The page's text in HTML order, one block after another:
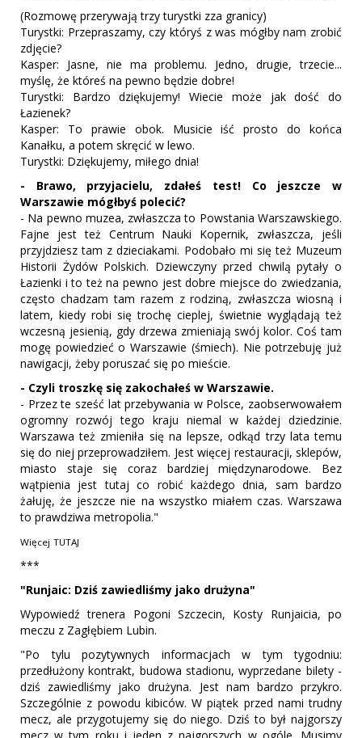
(Rozmowę przerywają trzy turystki zza granicy)
Turystki: Przepraszamy, czy któryś z was mógłby nam zrobić
zdjęcie?
Kasper: Jasne, nie ma problemu. Jedno, drugie, trzecie...
myślę, że któreś na pewno będzie dobre!
Turystki: Bardzo dziękujemy! Wiecie może jak dość do
Łazienek?
Kasper: To prawie obok. Musicie iść prosto do końca
Kanałku, a potem skręcić w lewo.
Turystki: Dziękujemy, miłego dnia!
- Brawo, przyjacielu, zdałeś test! Co jeszcze w
Warszawie mógłbyś polecić?
- Na pewno muzea, zwłaszcza to Powstania Warszawskiego.
Fajne jest też Centrum Nauki Kopernik, zwłaszcza, jeśli
przyjdziesz tam z dzieciakami. Podobało mi się też Muzeum
Historii Żydów Polskich. Dziewczyny przed chwilą pytały o
Łazienki i to też na pewno jest dobre miejsce do zwiedzania,
często chadzam tam razem z rodziną, zwłaszcza wiosną i
latem, kiedy robi się trochę cieplej, świetnie wyglądają też
wczesną jesienią, gdy drzewa zmieniają swój kolor. Coś tam
mogę powiedzieć o Warszawie (śmiech). Nie potrzebuję już
nawigacji, żeby poruszać się po mieście.
- Czyli troszkę się zakochałeś w Warszawie.
- Przez te sześć lat przebywania w Polsce, zaobserwowałem
ogromny rozwój tego kraju niemal w każdej dziedzinie.
Warszawa też zmieniła się na lepsze, odkąd trzy lata temu
się do niej przeprowadziłem. Jest więcej restauracji, sklepów,
miasto staje się coraz bardziej międzynarodowe. Bez
wątpienia jest tutaj co robić każdego dnia, sam bardzo
żałuję, że jeszcze nie na wszystko miałem czas. Warszawa
to prawdziwa metropolia."
Więcej TUTAJ
***
"Runjaic: Dziś zawiedliśmy jako drużyna"
Wypowiedź trenera Pogoni Szczecin, Kosty Runjaicia, po
meczu z Zagłębiem Lubin.
"Po tylu pozytywnych informacjach w tym tygodniu:
przedłużony kontrakt, budowa stadionu, wyprzedane bilety -
dziś zawiedliśmy jako drużyna. Jest nam bardzo przykro.
Szczególnie z powodu kibiców. W piątek przed nami trudny
mecz, ale przygotujemy się do niego. Dziś to był najgorszy